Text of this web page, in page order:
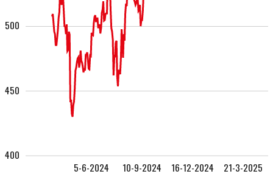
21-3-2025
16-12-2024
10-9-2024
5-6-2024
400
450
500